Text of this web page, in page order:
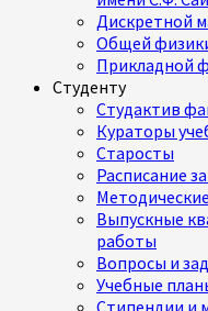
Дискретной
Общей
Прикладной
Студенту
Студактив
Кураторы
Старосты
Расписание
Выпускные
работы
Вопросы и
Учебные
Стипендии и